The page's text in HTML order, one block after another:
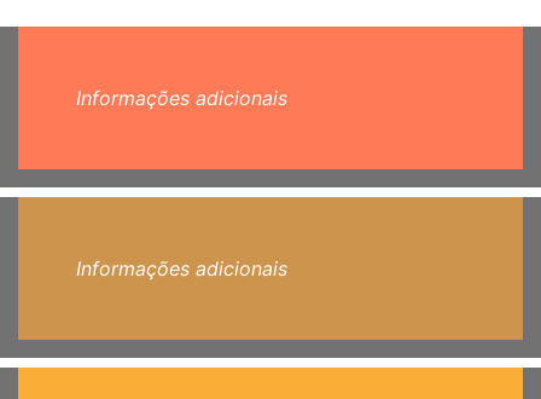
Informações adicionais
Informações adicionais